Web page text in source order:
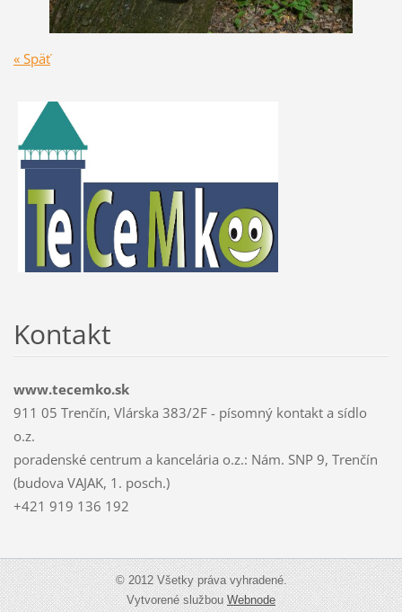
« Späť
Kontakt
www.tecemko.sk
911 05 Trenčín, Vlárska 383/2F - písomný kontakt a sídlo
o.z.
poradenské centrum a kancelária o.z.: Nám. SNP 9, Trenčín
(budova VAJAK, 1. posch.)
+421 919 136 192
© 2012 Všetky práva vyhradené.
Vytvorené službouWebnode